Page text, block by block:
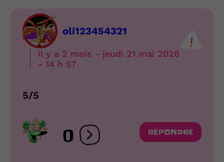
oli123454321
il y a 2 mois - jeudi 21 mai 2026
- 14 h 57
5/5
0 Ouvrir les réactions
RÉPONDRE